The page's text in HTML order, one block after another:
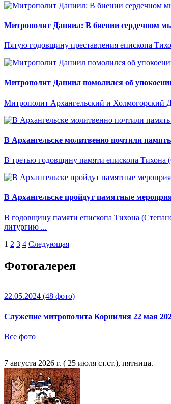
Митрополит Даниил: В биении сердечном
Пятую годовщину преставления епископа
Митрополит Даниил помолился об
Митрополит Архангельский и Холмогорский
В Архангельске молитвенно почтили
В третью годовщину памяти епископа Тихона
В Архангельске пройдут памятные
В годовщину памяти епископа Тихона
литургию ...
1 2 3 4 Следующая
Фотогалерея
22.05.2024 (48 фото)
Служение митрополита Корнилия 22 мая
Все фото
7 августа 2026 г. ( 25 июля ст.ст.), пятница.